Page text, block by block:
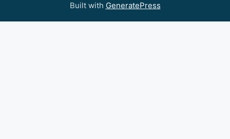
Built with GeneratePress